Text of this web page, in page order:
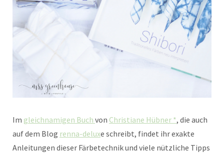
Im gleichnamigen Buch von Christiane Hübner *, die auch
auf dem Blog renna-deluxe schreibt, findet ihr exakte
Anleitungen dieser Färbetechnik und viele nützliche Tipps